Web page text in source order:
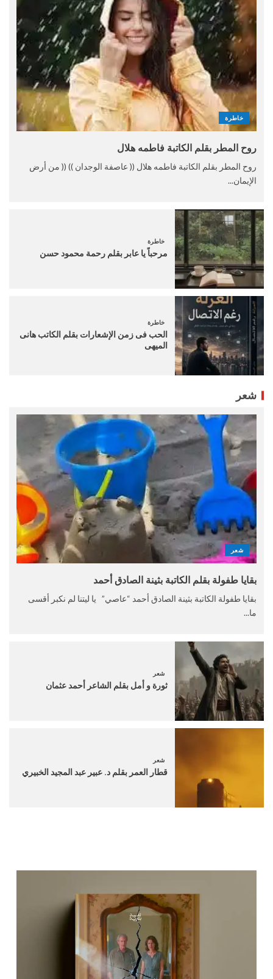
خاطرة
روح المطر بقلم الكاتبة فاطمه هلال
روح المطر بقلم الكاتبة فاطمه هلال (( عاصفة الوجدان )) (( من أرض
الإيمان...
خاطرة
مرحباً يا عابر بقلم رحمة محمود حسن
خاطرة
الحب فى زمن الإشعارات بقلم الكاتب هانى
الميهى
شعر
شعر
بقايا طفولة بقلم الكاتبة بثينة الصادق أحمد
بقايا طفولة الكاتبة بثينة الصادق أحمد “عاصي” يا ليتنا لم نكبر أقسى
ما...
شعر
ثورة و أمل بقلم الشاعر أحمد عثمان
شعر
قطار العمر بقلم د. عبير عبد المجيد الخبيري